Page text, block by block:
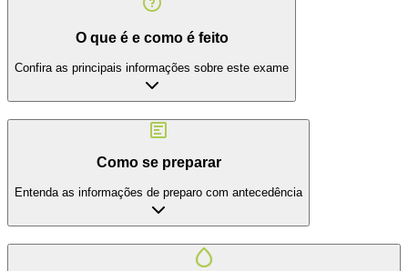
O que é e como é feito
Confira as principais informações sobre este exame
Como se preparar
Entenda as informações de preparo com antecedência